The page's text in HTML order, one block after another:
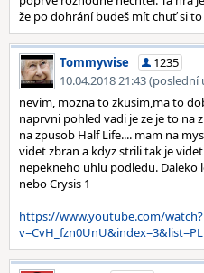
že po dohrání budeš mít chuť si
Tommywise
1235
10.04.2018 21:43
nevim, mozna to zkusim,ma to
naprvni pohled vadi je ze je to na
na zpusob Half Life.... mam na
videt zbran a kdyz strili tak je
nepekneho uhlu podledu. Daleko
nebo Crysis 1
https://www.youtube.com/watch?